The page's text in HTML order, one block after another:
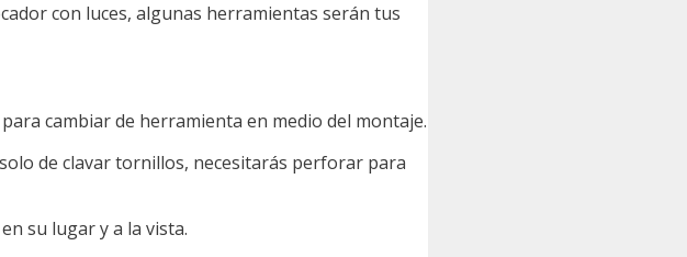
con luces, algunas herramientas serán tus
cambiar de herramienta en medio del montaje.
de clavar tornillos, necesitarás perforar para
su lugar y a la vista.